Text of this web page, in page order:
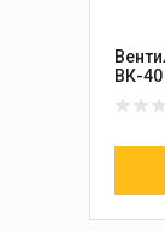
ВК-